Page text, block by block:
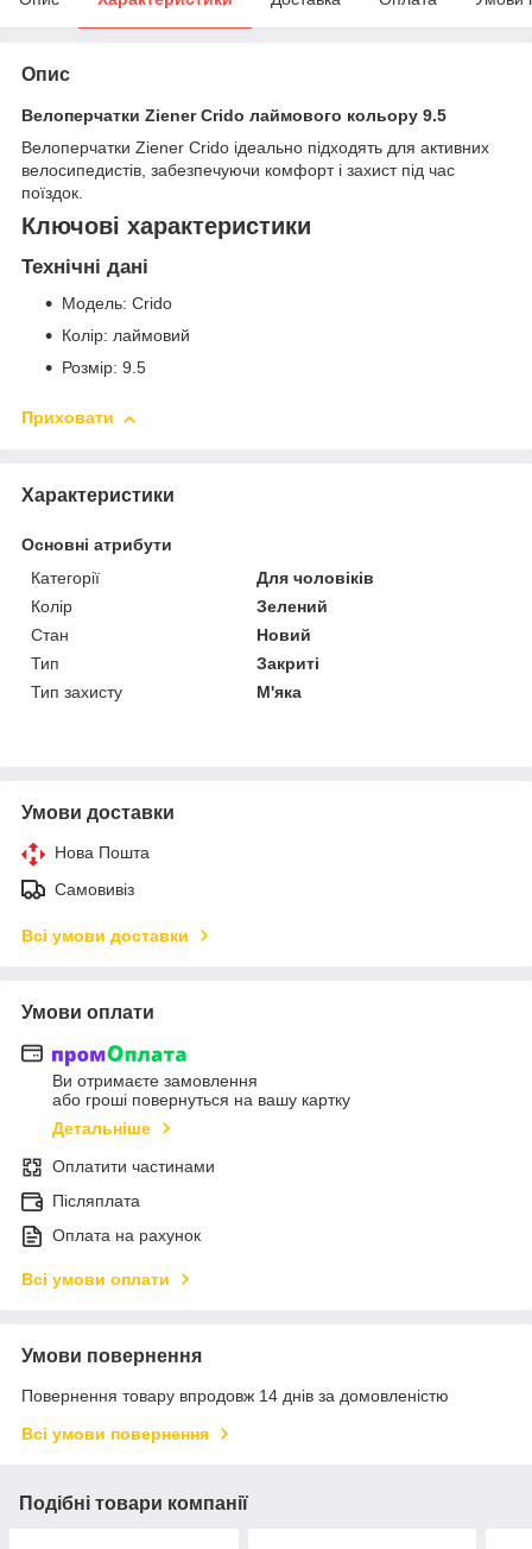
Опис
Велоперчатки Ziener Crido лаймового кольору 9.5
Велоперчатки Ziener Crido ідеально підходять для активних
велосипедистів, забезпечуючи комфорт і захист під час
поїздок.
Ключові характеристики
Технічні дані
Модель: Crido
Колір: лаймовий
Розмір: 9.5
Приховати
Характеристики
Основні атрибути
Категорії
Для чоловіків
Колір
Зелений
Стан
Новий
Тип
Закриті
Тип захисту
М'яка
Умови доставки
Нова Пошта
Самовивіз
Всі умови доставки
Умови оплати
Ви отримаєте замовлення
або гроші повернуться на вашу картку
Детальніше
Оплатити частинами
Післяплата
Оплата на рахунок
Всі умови оплати
Умови повернення
Повернення товару впродовж 14 днів за домовленістю
Всі умови повернення
Подібні товари компанії